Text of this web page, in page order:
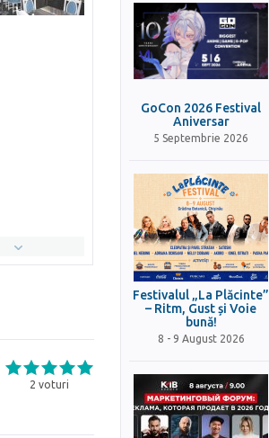
2 voturi
GoCon 2026 Festival
Aniversar
5 Septembrie 2026
Festivalul „La Plăcinte”
– Ritm, Gust și Voie
bună!
8 - 9 August 2026